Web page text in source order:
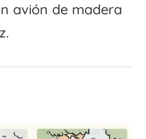
avión de madera